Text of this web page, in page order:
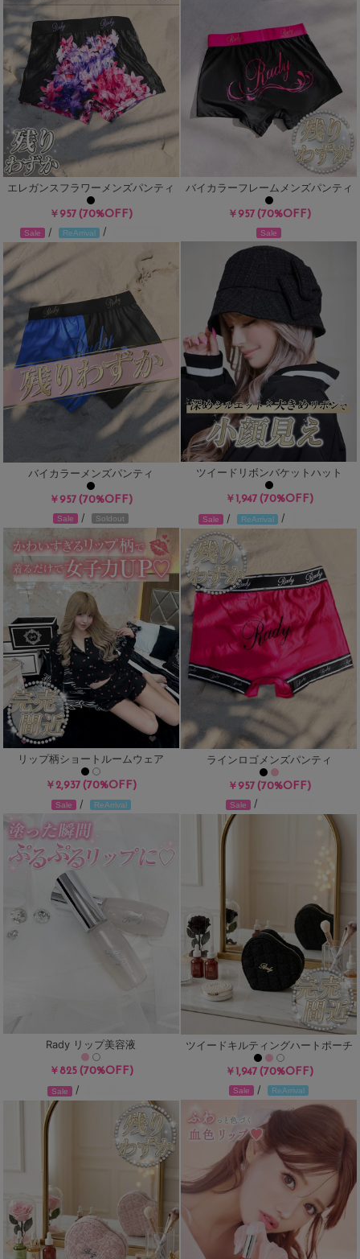
エレガンスフラワーメンズパンティ
￥957(70%OFF)
バイカラーフレームメンズパンティ
￥957(70%OFF)
Sale / ReArrival /
バイカラーメンズパンティ
￥957(70%OFF)
Sale
ツイードリボンバケットハット
￥1,947(70%OFF)
Sale / Soldout
リップ柄ショートルームウェア
￥2,937(70%OFF)
Sale / ReArrival /
ラインロゴメンズパンティ
￥957(70%OFF)
Sale / ReArrival
Rady リップ美容液
￥825(70%OFF)
Sale /
ツイードキルティングハートポーチ
￥1,947(70%OFF)
Sale / Sale / ReArrival